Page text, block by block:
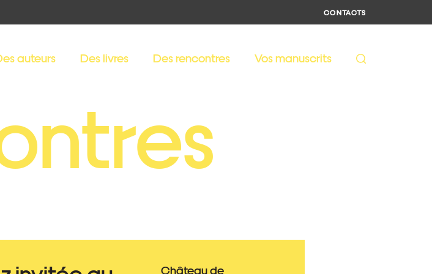
CONTACTS
auteurs Des livres Des rencontres Vos manuscrits
Château de